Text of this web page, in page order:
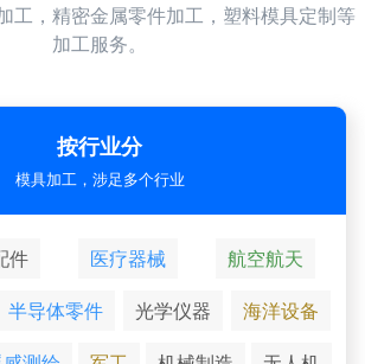
工，精密金属零件加工，塑料模具定制等
加工服务。
按行业分
模具加工，涉足多个行业
件 医疗器械
航空航天
半导体零件 光学仪器
海洋设备